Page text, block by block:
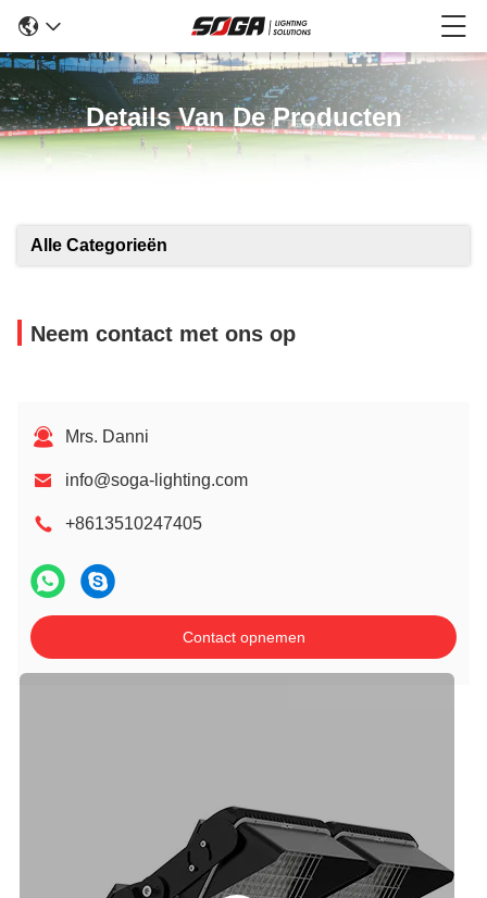
Details Van De Producten
Alle Categorieën
Neem contact met ons op
Mrs. Danni
info@soga-lighting.com
+8613510247405
Contact opnemen